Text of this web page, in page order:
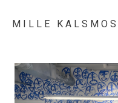
MILLE